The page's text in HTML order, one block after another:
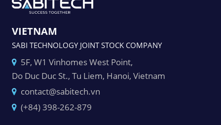
VIETNAM
SABI TECHNOLOGY JOINT STOCK COMPANY
5F, W1 Vinhomes West Point,
Do Duc Duc St., Tu Liem, Hanoi, Vietnam
contact@sabitech.vn
(+84) 398-262-879